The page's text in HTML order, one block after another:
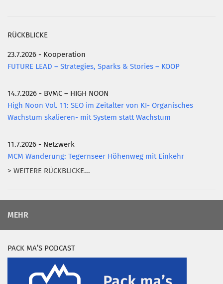
RÜCKBLICKE
23.7.2026 - Kooperation
FUTURE LEAD – Strategies, Sparks & Stories – KOOP
14.7.2026 - BVMC – HIGH NOON
High Noon Vol. 11: SEO im Zeitalter von KI- Organisches
Wachstum skalieren- mit System statt Wachstum
11.7.2026 - Netzwerk
MCM Wanderung: Tegernseer Höhenweg mit Einkehr
> WEITERE RÜCKBLICKE...
MEHR
PACK MA’S PODCAST